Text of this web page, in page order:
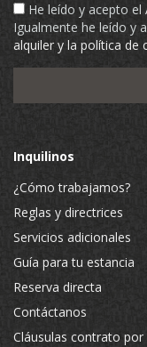
He leído y acepto el
Igualmente he leído y
alquiler y la política de
Inquilinos
¿Cómo trabajamos?
Reglas y directrices
Servicios adicionales
Guía para tu estancia
Reserva directa
Contáctanos
Cláusulas contrato por